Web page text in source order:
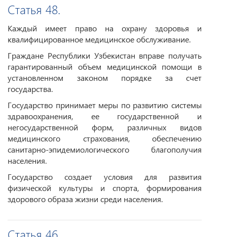
Статья 48.
Каждый имеет право на охрану здоровья и
квалифицированное медицинское обслуживание.
Граждане Республики Узбекистан вправе получать
гарантированный объем медицинской помощи в
установленном законом порядке за счет
государства.
Государство принимает меры по развитию системы
здравоохранения, ее государственной и
негосударственной форм, различных видов
медицинского страхования, обеспечению
санитарно-эпидемиологического благополучия
населения.
Государство создает условия для развития
физической культуры и спорта, формирования
здорового образа жизни среди населения.